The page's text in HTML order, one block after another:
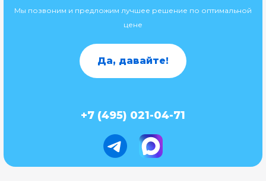
Мы позвоним и предложим лучшее решение по оптимальной
цене
Да, давайте!
+7 (495) 021-04-71